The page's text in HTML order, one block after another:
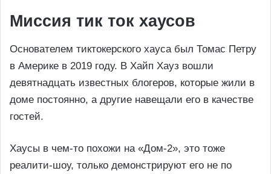
Миссия тик ток хаусов
Основателем тиктокерского хауса был Томас Петру
в Америке в 2019 году. В Хайп Хауз вошли
девятнадцать известных блогеров, которые жили в
доме постоянно, а другие навещали его в качестве
гостей.
Хаусы в чем-то похожи на «Дом-2», это тоже
реалити-шоу, только демонстрируют его не по